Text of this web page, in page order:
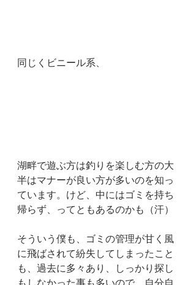
同じくビニール系、
湖畔で遊ぶ方は釣りを楽しむ方の大
半はマナーが良い方が多いのを知っ
ています。けど、中にはゴミを持ち
帰らず、ってともあるのかも（汗）
そういう僕も、ゴミの管理が甘く風
に飛ばされて紛失してしまったこと
も、過去に多々あり、しっかり探し